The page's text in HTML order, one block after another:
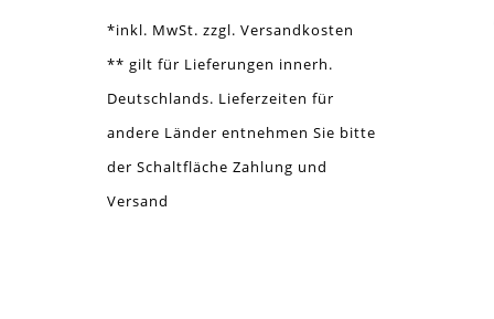
*inkl. MwSt. zzgl. Versandkosten
** gilt für Lieferungen innerh.
Deutschlands. Lieferzeiten für
andere Länder entnehmen Sie bitte
der Schaltfläche Zahlung und
Versand